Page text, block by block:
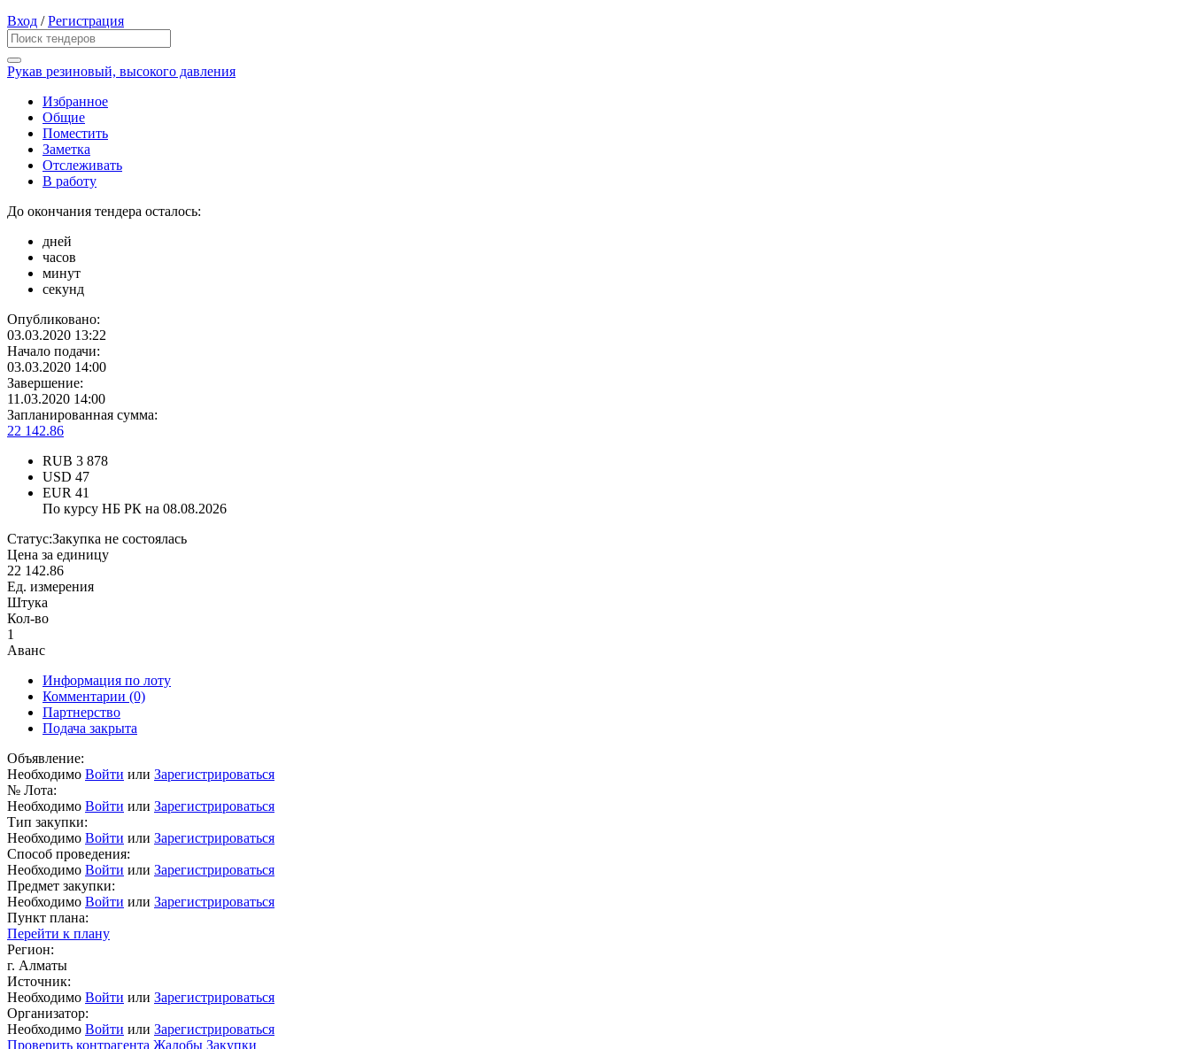
Вход /Регистрация
Рукав резиновый, высокого давления
Избранное
Общие
Поместить
Заметка
Отслеживать
В работу
До окончания тендера осталось:
дней
часов
минут
секунд
Опубликовано:
03.03.2020 13:22
Начало подачи:
03.03.2020 14:00
Завершение:
11.03.2020 14:00
Запланированная сумма:
22 142.86
RUB 3 878
USD 47
EUR 41
По курсу НБ РК на 08.08.2026
Статус:Закупка не состоялась
Цена за единицу
22 142.86
Ед. измерения
Штука
Кол-во
1
Аванс
Информация по лоту
Комментарии (0)
Партнерство
Подача закрыта
Объявление:
Необходимо Войти или Зарегистрироваться
№ Лота:
Необходимо Войти или Зарегистрироваться
Тип закупки:
Необходимо Войти или Зарегистрироваться
Способ проведения:
Необходимо Войти или Зарегистрироваться
Предмет закупки:
Необходимо Войти или Зарегистрироваться
Пункт плана:
Перейти к плану
Регион:
г. Алматы
Источник:
Необходимо Войти или Зарегистрироваться
Организатор:
Необходимо Войти или Зарегистрироваться
Проверить контрагента Жалобы Закупки